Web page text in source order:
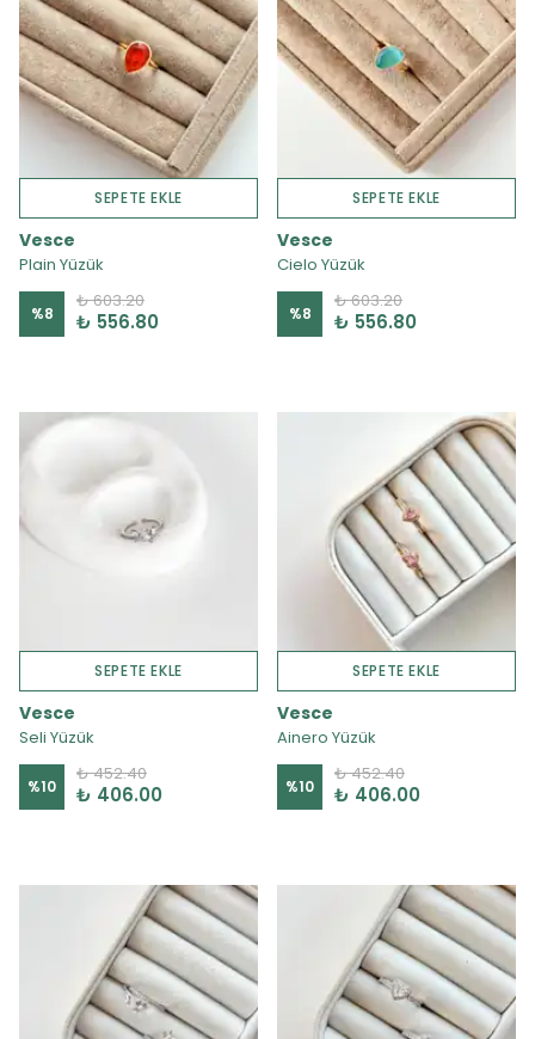
SEPETE EKLE
Vesce
Plain Yüzük
%8
₺ 603.20
₺ 556.80
SEPETE EKLE
Vesce
Cielo Yüzük
%8
₺ 603.20
₺ 556.80
SEPETE EKLE
Vesce
Seli Yüzük
%10
₺ 452.40
₺ 406.00
SEPETE EKLE
Vesce
Ainero Yüzük
%10
₺ 452.40
₺ 406.00